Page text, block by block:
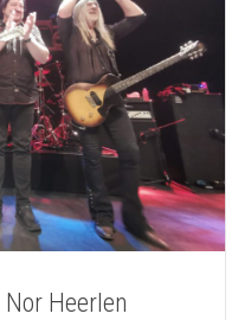
Heerlen